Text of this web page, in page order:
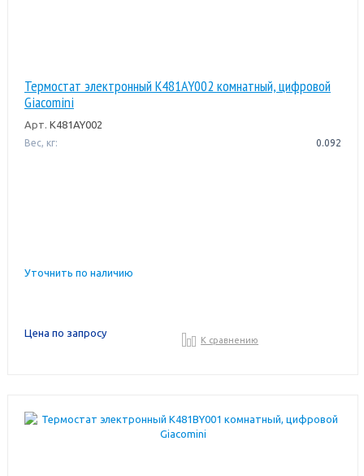
Термостат электронный K481AY002 комнатный, цифровой
Giacomini
Арт. K481AY002
Вес, кг: 0.092
Уточнить по наличию
Цена по запросу
К сравнению